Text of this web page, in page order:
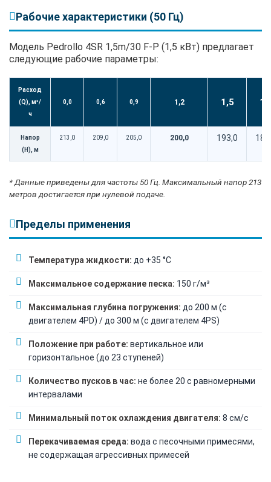
Рабочие характеристики (50 Гц)
Модель Pedrollo 4SR 1,5m/30 F-P (1,5 кВт) предлагает
следующие рабочие параметры:
Расход
(Q), м³/
ч
0,0 0,6 0,9 1,2 1,5
Напор
(H), м
213,0 209,0 205,0 200,0 193,0
* Данные приведены для частоты 50 Гц. Максимальный напор 213
метров достигается при нулевой подаче.
Пределы применения
Температура жидкости: до +35 °C
Максимальное содержание песка: 150 г/м³
Максимальная глубина погружения: до 200 м (с
двигателем 4PD) / до 300 м (с двигателем 4PS)
Положение при работе: вертикальное или
горизонтальное (до 23 ступеней)
Количество пусков в час: не более 20 с равномерными
интервалами
Минимальный поток охлаждения двигателя: 8 см/с
Перекачиваемая среда: вода с песочными примесями,
не содержащая агрессивных примесей